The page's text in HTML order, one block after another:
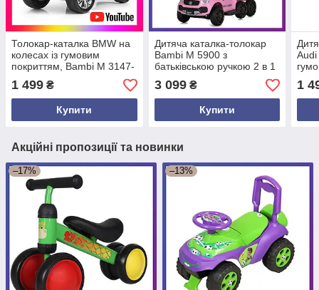
Толокар-каталка BMW на
колесах із гумовим
покриттям, Bambi M 3147-
B зелений
1 499 ₴
Купити
Дитяча каталка-толокар
Bambi M 5900 з
батьківською ручкою 2 в 1
Рожевий
3 099₴
Купити
Audi
M
1
Акційні пропозиції та новинки
–17% –13%